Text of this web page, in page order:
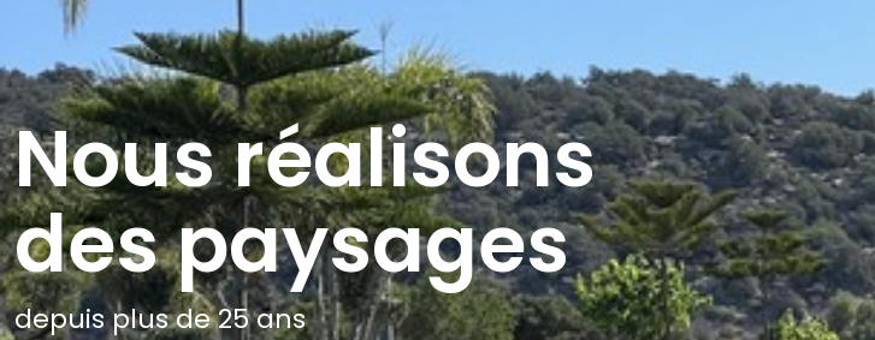
Nous réalisons
des paysages
depuis plus de 25 ans